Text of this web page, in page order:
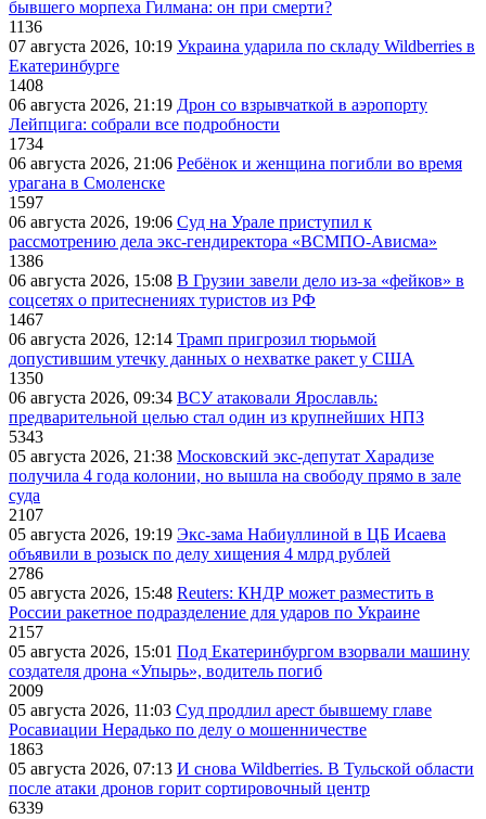
бывшего морпеха Гилмана: он при смерти?
1136
07 августа 2026, 10:19 Украина ударила по складу Wildberries в
Екатеринбурге
1408
06 августа 2026, 21:19 Дрон со взрывчаткой в аэропорту
Лейпцига: собрали все подробности
1734
06 августа 2026, 21:06 Ребёнок и женщина погибли во время
урагана в Смоленске
1597
06 августа 2026, 19:06 Суд на Урале приступил к
рассмотрению дела экс-гендиректора «ВСМПО-Ависма»
1386
06 августа 2026, 15:08 В Грузии завели дело из-за «фейков» в
соцсетях о притеснениях туристов из РФ
1467
06 августа 2026, 12:14 Трамп пригрозил тюрьмой
допустившим утечку данных о нехватке ракет у США
1350
06 августа 2026, 09:34 ВСУ атаковали Ярославль:
предварительной целью стал один из крупнейших НПЗ
5343
05 августа 2026, 21:38 Московский экс-депутат Харадизе
получила 4 года колонии, но вышла на свободу прямо в зале
суда
2107
05 августа 2026, 19:19 Экс-зама Набиуллиной в ЦБ Исаева
объявили в розыск по делу хищения 4 млрд рублей
2786
05 августа 2026, 15:48 Reuters: КНДР может разместить в
России ракетное подразделение для ударов по Украине
2157
05 августа 2026, 15:01 Под Екатеринбургом взорвали машину
создателя дрона «Упырь», водитель погиб
2009
05 августа 2026, 11:03 Суд продлил арест бывшему главе
Росавиации Нерадько по делу о мошенничестве
1863
05 августа 2026, 07:13 И снова Wildberries. В Тульской области
после атаки дронов горит сортировочный центр
6339